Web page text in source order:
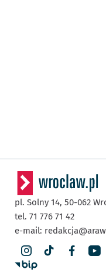
pl. Solny 14, 50-062
tel. 71 776 71 42
e-mail: